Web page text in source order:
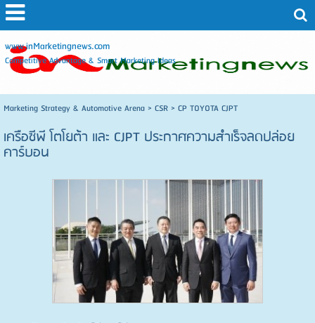
www.inMarketingnews.com
Competitive Advantage & Smart Marketing Ideas
Marketing Strategy & Automotive Arena> CSR> CP TOYOTA CJPT
เครือซีพี โตโยต้า และ CJPT ประกาศความสำเร็จลดปล่อย
คาร์บอน